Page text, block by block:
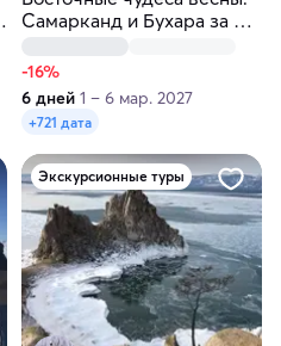
Самарканд и Бухара за 6
-16%
6 дней 1 – 6 мар. 2027
+721 дата
Экскурсионные туры